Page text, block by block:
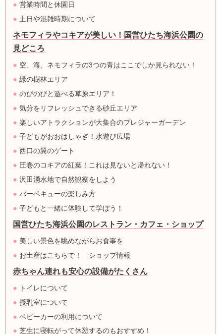
営業時間と休園日
土日や混雑時期について
ネモフィラやコキアが美しい！国営ひたち海浜公園の
見どころ
空、海、ネモフィラの3つの青はここでしか見られない！
緑の樹林エリア
のびのびと遊べる草原エリア！
気分をリフレッシュできる砂丘エリア
楽しいアトラクションが大集合のプレジャーガーデン
子どもがおおはしゃぎ！水遊び広場
西口の翼のゲート
圧巻のコキアの紅葉！これは見ないと帰れない！
沢田湧水地で自然観察をしよう
バーベキューの楽しみ方
子どもと一緒に体験して学ぼう！
国営ひたち海浜公園のレストラン・カフェ・ショップ
美しい景色を眺めながらお食事を
お土産はこちらで！ ショップ情報
赤ちゃん連れも安心の設備がたくさん
トイレについて
授乳室について
ベビーカーの利用について
芝生に寝転がって休憩するのもおすすめ！